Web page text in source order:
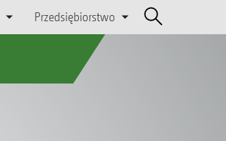
Przedsiębiorstwo